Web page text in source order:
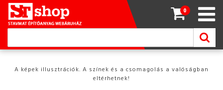
0
A képek illusztrációk. A színek és a csomagolás a valóságban
eltérhetnek!